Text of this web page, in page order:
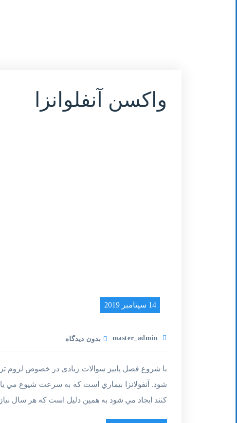
واکسن آنفلوانزا
14 سپتامبر 2019
master_admin بدون دیدگاه
با شروع فصل پاییز سوالات زیادی در خصوص لزوم
شود. آنفولانزا بيماري است که به سرعت شيوع مي
کنند ايجاد مي شود به همين دليل است که هر سال
(بیشتر…)